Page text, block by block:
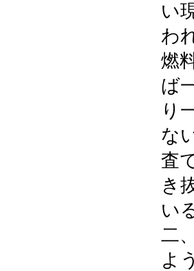
い
わ
燃
ば
り
な
査
き
い
二
よ